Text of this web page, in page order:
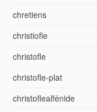
chretiens
christiofle
christofle
christofle-plat
christoflealfénide